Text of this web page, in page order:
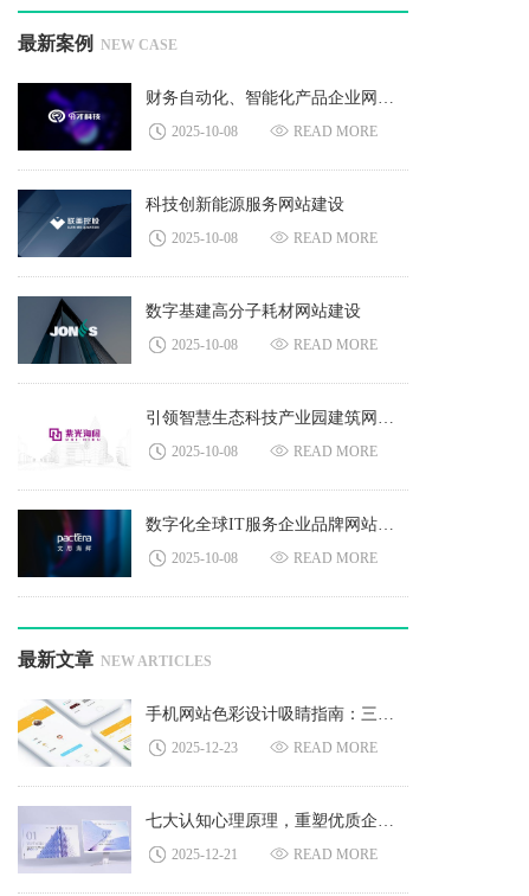
最新案例 NEW CASE
2025-10-08 READ MORE
科技创新能源服务网站建设
2025-10-08 READ MORE
数字基建高分子耗材网站建设
2025-10-08 READ MORE
2025-10-08 READ MORE
2025-10-08 READ MORE
最新文章 NEW ARTICLES
2025-12-23 READ MORE
2025-12-21 READ MORE